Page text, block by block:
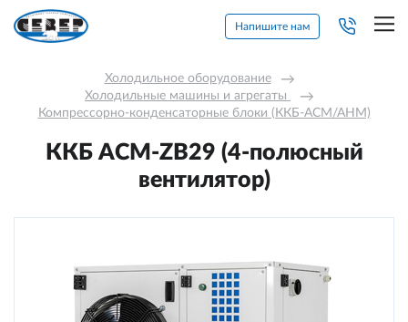
Напишите нам
Холодильное оборудование →
Холодильные машины и агрегаты →
Компрессорно-конденсаторные блоки (ККБ-АСМ/АНМ)
ККБ ACM-ZB29 (4-полюсный
вентилятор)